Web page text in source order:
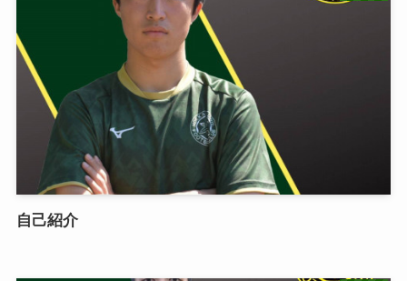
自己紹介